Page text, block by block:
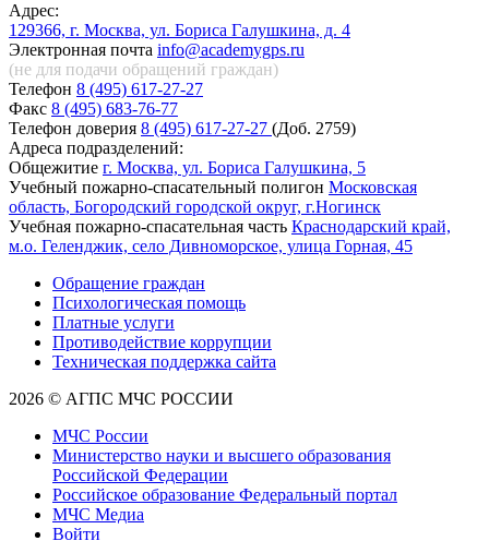
Адрес:
129366, г. Москва, ул. Бориса Галушкина, д. 4
Электронная почта info@academygps.ru
(не для подачи обращений граждан)
Телефон 8 (495) 617-27-27
Факс 8 (495) 683-76-77
Телефон доверия 8 (495) 617-27-27 (Доб. 2759)
Адреса подразделений:
Общежитие г. Москва, ул. Бориса Галушкина, 5
Учебный пожарно-спасательный полигон Московская
область, Богородский городской округ, г.Ногинск
Учебная пожарно-спасательная часть Краснодарский край,
м.о. Геленджик, село Дивноморское, улица Горная, 45
Обращение граждан
Психологическая помощь
Платные услуги
Противодействие коррупции
Техническая поддержка сайта
2026 © АГПС МЧС РОССИИ
МЧС России
Министерство науки и высшего образования
Российской Федерации
Российское образование Федеральный портал
МЧС Медиа
Войти